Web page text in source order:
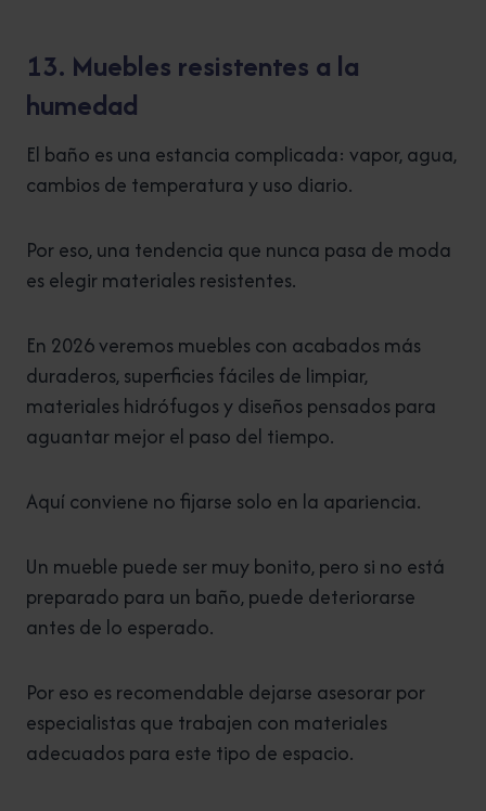
13. Muebles resistentes a la
humedad
El baño es una estancia complicada: vapor, agua,
cambios de temperatura y uso diario.
Por eso, una tendencia que nunca pasa de moda
es elegir materiales resistentes.
En 2026 veremos muebles con acabados más
duraderos, superficies fáciles de limpiar,
materiales hidrófugos y diseños pensados para
aguantar mejor el paso del tiempo.
Aquí conviene no fijarse solo en la apariencia.
Un mueble puede ser muy bonito, pero si no está
preparado para un baño, puede deteriorarse
antes de lo esperado.
Por eso es recomendable dejarse asesorar por
especialistas que trabajen con materiales
adecuados para este tipo de espacio.